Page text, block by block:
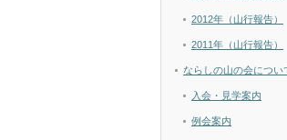
2012年（山行報告）
2011年（山行報告）
ならしの山の会につい
入会・見学案内
例会案内